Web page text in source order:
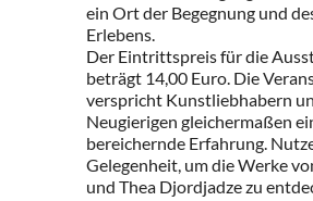
ein Ort der Begegnung und
Erlebens.
Der Eintrittspreis für die
beträgt 14,00 Euro. Die
verspricht Kunstliebhabern
Neugierigen gleichermaßen
bereichernde Erfahrung.
Gelegenheit, um die Werke
und Thea Djordjadze zu